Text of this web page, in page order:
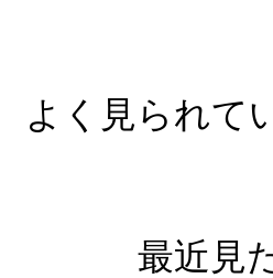
よく見られて
最近見